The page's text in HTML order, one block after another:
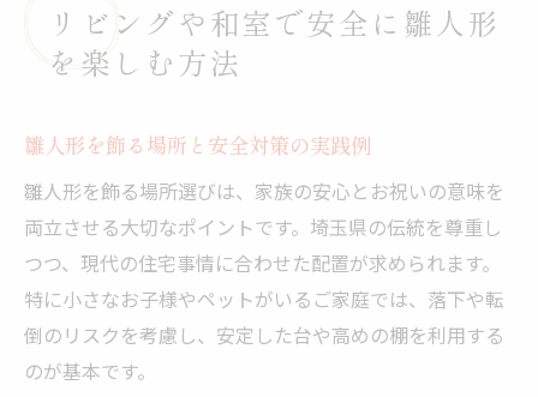
リビングや和室で安全に雛人形
を楽しむ方法
雛人形を飾る場所と安全対策の実践例
雛人形を飾る場所選びは、家族の安心とお祝いの意味を
両立させる大切なポイントです。埼玉県の伝統を尊重し
つつ、現代の住宅事情に合わせた配置が求められます。
特に小さなお子様やペットがいるご家庭では、落下や転
倒のリスクを考慮し、安定した台や高めの棚を利用する
のが基本です。